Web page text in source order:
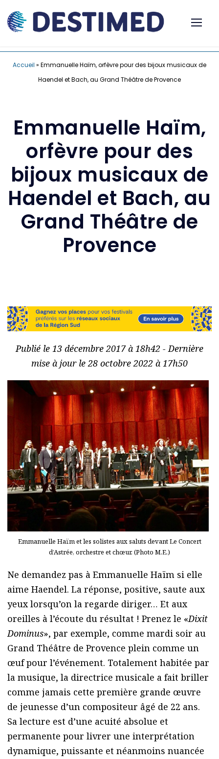
Accueil » Emmanuelle Haïm, orfèvre pour des bijoux musicaux de
Haendel et Bach, au Grand Théâtre de Provence
Emmanuelle Haïm,
orfèvre pour des
bijoux musicaux de
Haendel et Bach, au
Grand Théâtre de
Provence
Publié le 13 décembre 2017 à 18h42 - Dernière
mise à jour le 28 octobre 2022 à 17h50
Emmanuelle Haïm et les solistes aux saluts devant Le Concert
d’Astrée, orchestre et chœur. (Photo M.E.)
Ne demandez pas à Emmanuelle Haïm si elle
aime Haendel. La réponse, positive, saute aux
yeux lorsqu’on la regarde diriger… Et aux
oreilles à l’écoute du résultat ! Prenez le «Dixit
Dominus», par exemple, comme mardi soir au
Grand Théâtre de Provence plein comme un
œuf pour l’événement. Totalement habitée par
la musique, la directrice musicale a fait briller
comme jamais cette première grande œuvre
de jeunesse d’un compositeur âgé de 22 ans.
Sa lecture est d’une acuité absolue et
permanente pour livrer une interprétation
dynamique, puissante et néanmoins nuancée